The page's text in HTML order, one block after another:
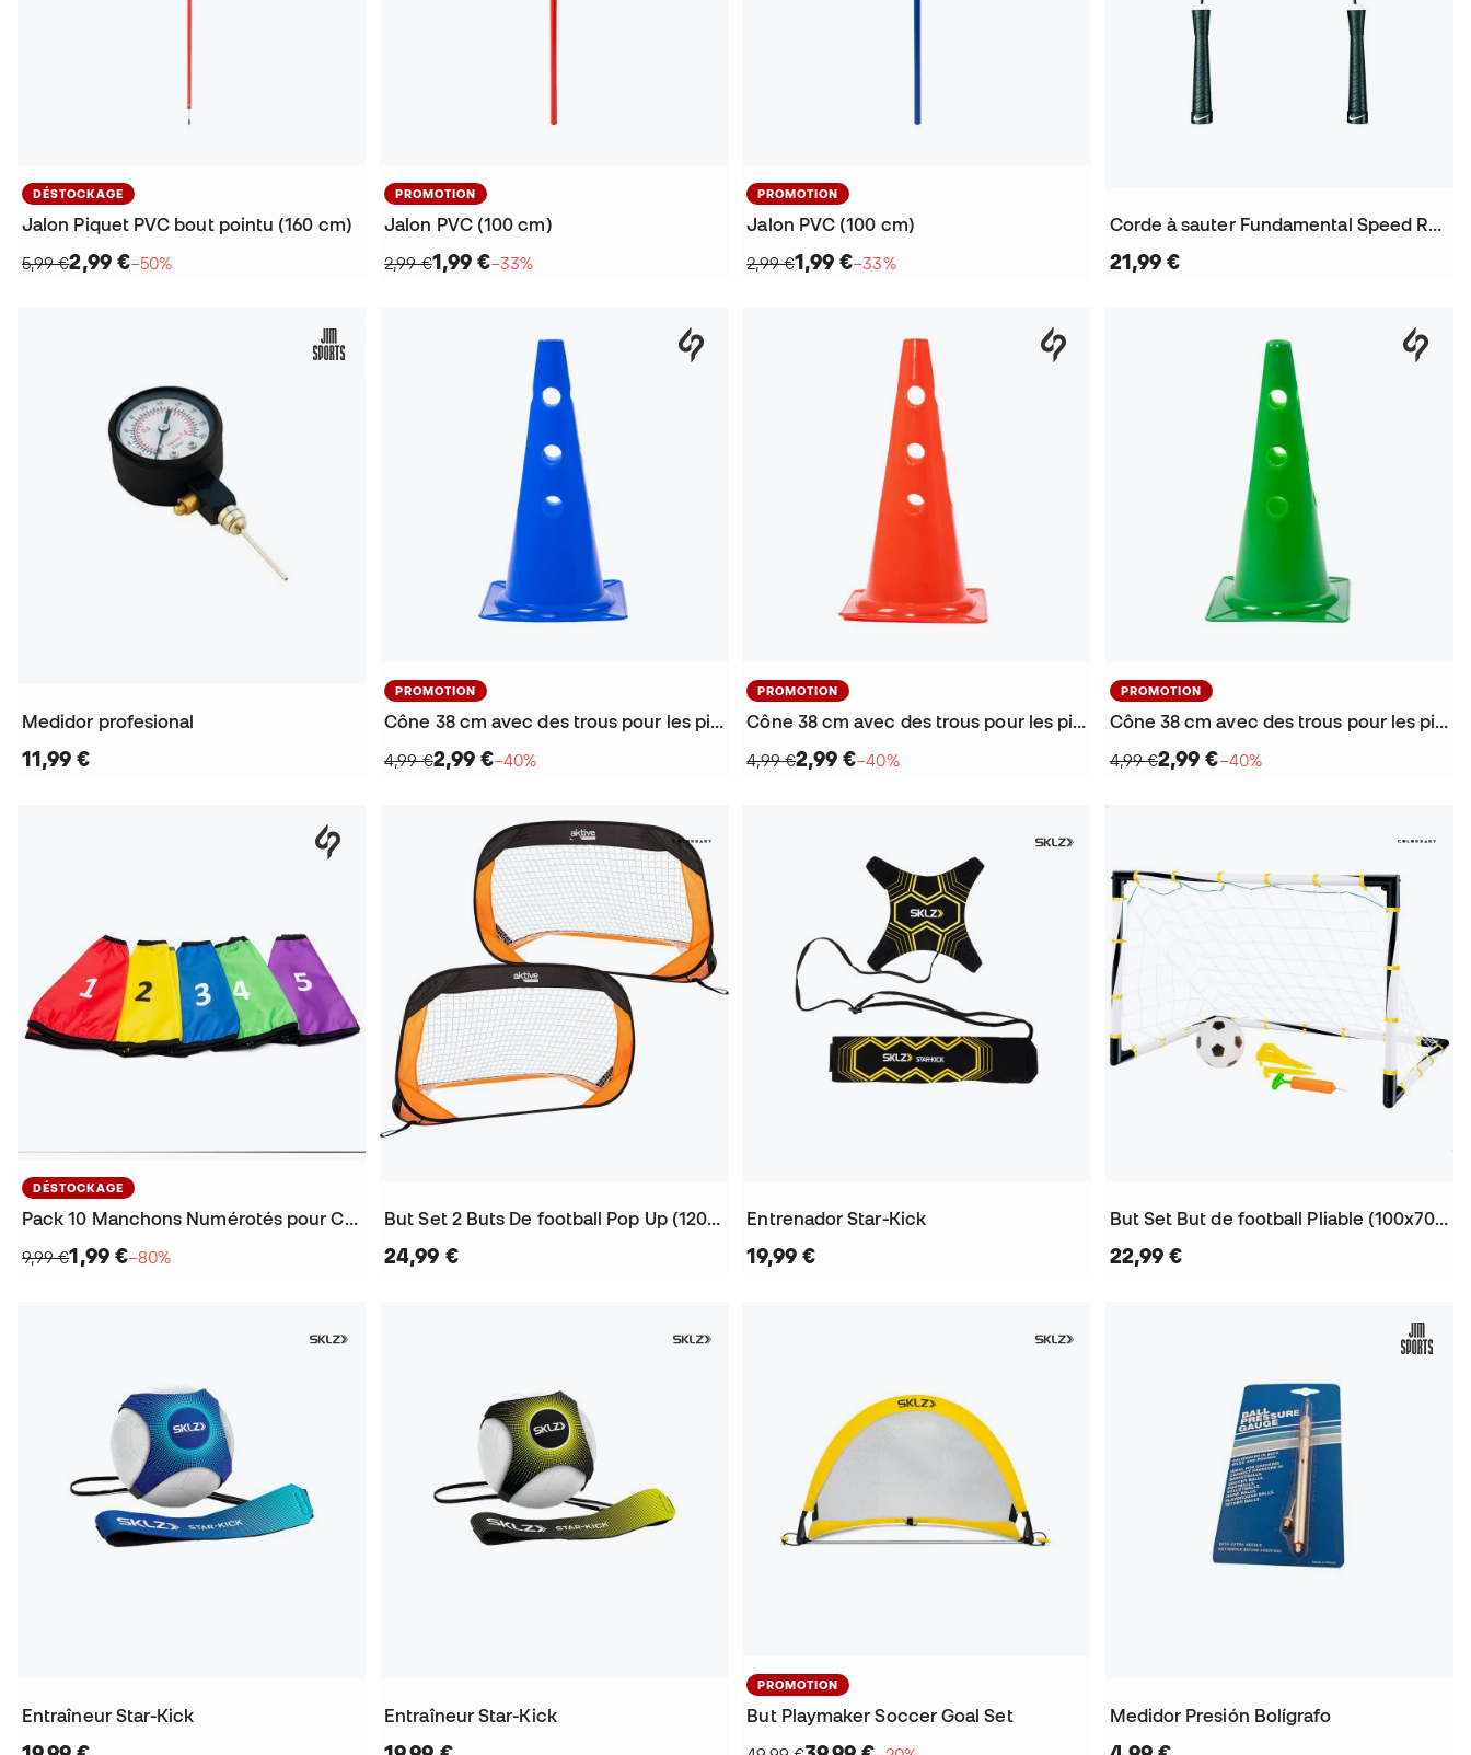
DÉSTOCKAGE
Jalon Piquet PVC bout pointu (160 cm)
5,99 €2,99 €−50%
PROMOTION
Jalon PVC (100 cm)
2,99 €1,99 €−33%
PROMOTION
Jalon PVC (100 cm)
2,99 €1,99 €−33%
Corde à sauter Fundamental Speed Rope
21,99 €
Medidor profesional
11,99 €
PROMOTION
Cône 38 cm avec des trous pour les piquets
4,99 €2,99 €−40%
PROMOTION
Cône 38 cm avec des trous pour les piquets
4,99 €2,99 €−40%
PROMOTION
Cône 38 cm avec des trous pour les piquets
4,99 €2,99 €−40%
DÉSTOCKAGE
Pack 10 Manchons Numérotés pour Cônes
9,99 €1,99 €−80%
But Set 2 Buts De football Pop Up (120X80X80Cm)
24,99 €
Entrenador Star-Kick
19,99 €
But Set But de football Pliable (100x70x70Cm) + Ballon + Gonfleur
22,99 €
Entraîneur Star-Kick Entraîneur Star-Kick
PROMOTION
But Playmaker Soccer Goal Set
Medidor Presión Bolígrafo